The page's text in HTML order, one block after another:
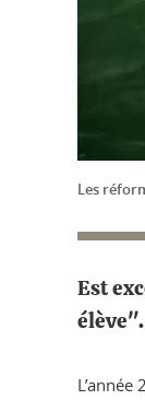
Les
Est
élève".